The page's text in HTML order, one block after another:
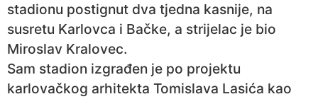
stadionu postignut dva tjedna kasnije, na
susretu Karlovca i Bačke, a strijelac je bio
Miroslav Kralovec.
Sam stadion izgrađen je po projektu
karlovačkog arhitekta Tomislava Lasića kao